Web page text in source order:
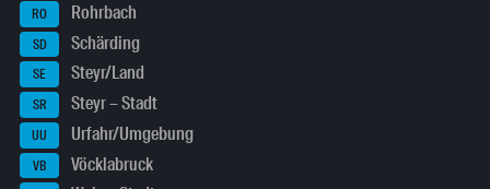
RO Rohrbach
SD Schärding
SE Steyr/Land
SR Steyr – Stadt
UU Urfahr/Umgebung
VB Vöcklabruck